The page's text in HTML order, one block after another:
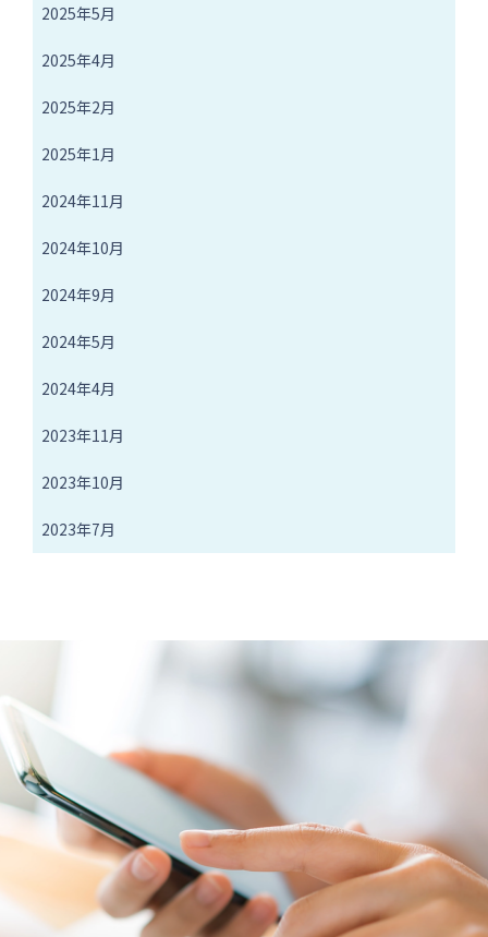
2025年5月
2025年4月
2025年2月
2025年1月
2024年11月
2024年10月
2024年9月
2024年5月
2024年4月
2023年11月
2023年10月
2023年7月